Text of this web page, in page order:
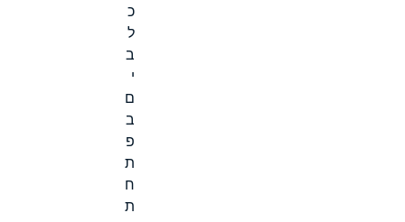
כ
ל
ב
י
ם
ב
פ
ת
ח
ת